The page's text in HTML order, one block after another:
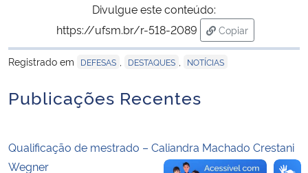
Gabinete de Segurança Institucional
Banco Central do Brasil
Planalto
Divulgue este conteúdo:
https://ufsm.br/r-518-2089
Copiar
para área de
Registrado em
DEFESAS DESTAQUES NOTÍCIAS
Publicações Recentes
Qualificação de mestrado – Caliandra Machado Crestani
Wegner